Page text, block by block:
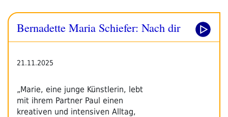
Bernadette Maria Schiefer: Nach dir
21.11.2025
„Marie, eine junge Künstlerin, lebt
mit ihrem Partner Paul einen
kreativen und intensiven Alltag,